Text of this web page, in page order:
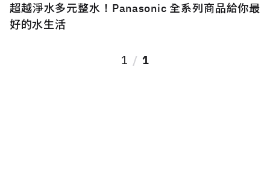
超越淨水多元整水！Panasonic 全系列商品給你最
好的水生活
1 1